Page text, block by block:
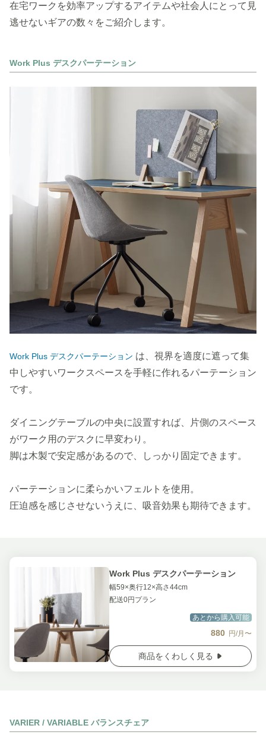
在宅ワークを効率アップするアイテムや社会人にとって見
逃せないギアの数々をご紹介します。
Work Plus デスクパーテーション
Work Plus デスクパーテーション は、視界を適度に遮って集
中しやすいワークスペースを手軽に作れるパーテーション
です。
ダイニングテーブルの中央に設置すれば、片側のスペース
がワーク用のデスクに早変わり。
脚は木製で安定感があるので、しっかり固定できます。
パーテーションに柔らかいフェルトを使用。
圧迫感を感じさせないうえに、吸音効果も期待できます。
Work Plus デスクパーテーション
幅59×奥行12×高さ44cm
配送0円プラン
あとから購入可能
880 円/月〜
商品をくわしく見る
VARIER / VARIABLE バランスチェア